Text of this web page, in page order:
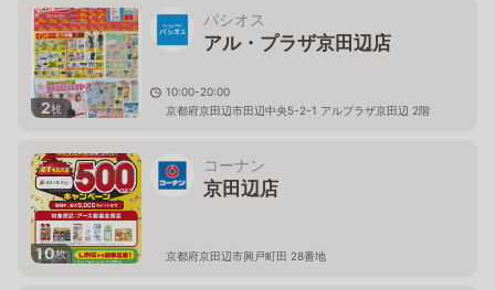
2枚
パシオス
アル・プラザ京田辺店
10:00-20:00
京都府京田辺市田辺中央5-2-1 アルプラザ京田辺 2階
10枚
コーナン
京田辺店
京都府京田辺市興戸町田 28番地